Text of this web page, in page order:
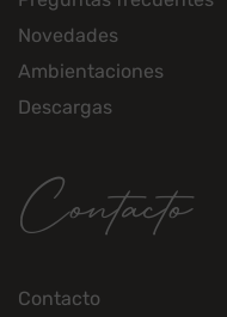
Novedades
Ambientaciones
Descargas
Contacto
Contacto